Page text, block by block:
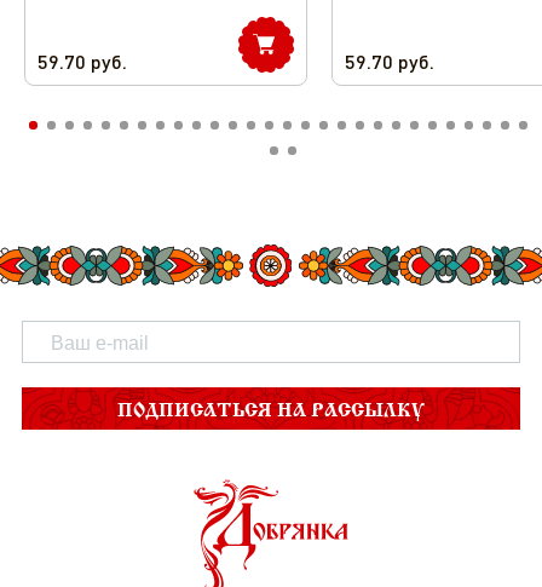
59.70 руб. 59.70 руб.
ПОДПИСАТЬСЯ НА РАССЫЛКУ